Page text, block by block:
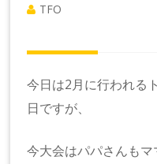
TFO
今日は2月に行われる
日ですが、
今大会はパパさんも